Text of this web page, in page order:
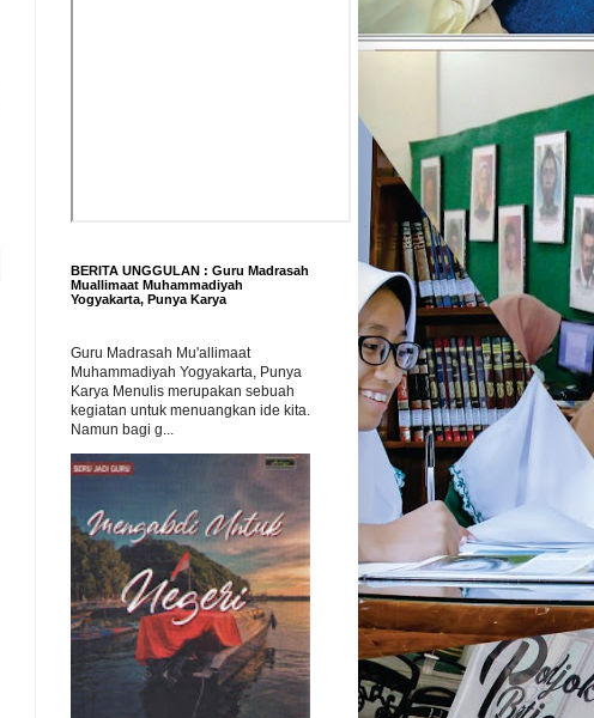
BERITA UNGGULAN : Guru Madrasah
Muallimaat Muhammadiyah
Yogyakarta, Punya Karya
Guru Madrasah Mu'allimaat
Muhammadiyah Yogyakarta, Punya
Karya Menulis merupakan sebuah
kegiatan untuk menuangkan ide kita.
Namun bagi g...